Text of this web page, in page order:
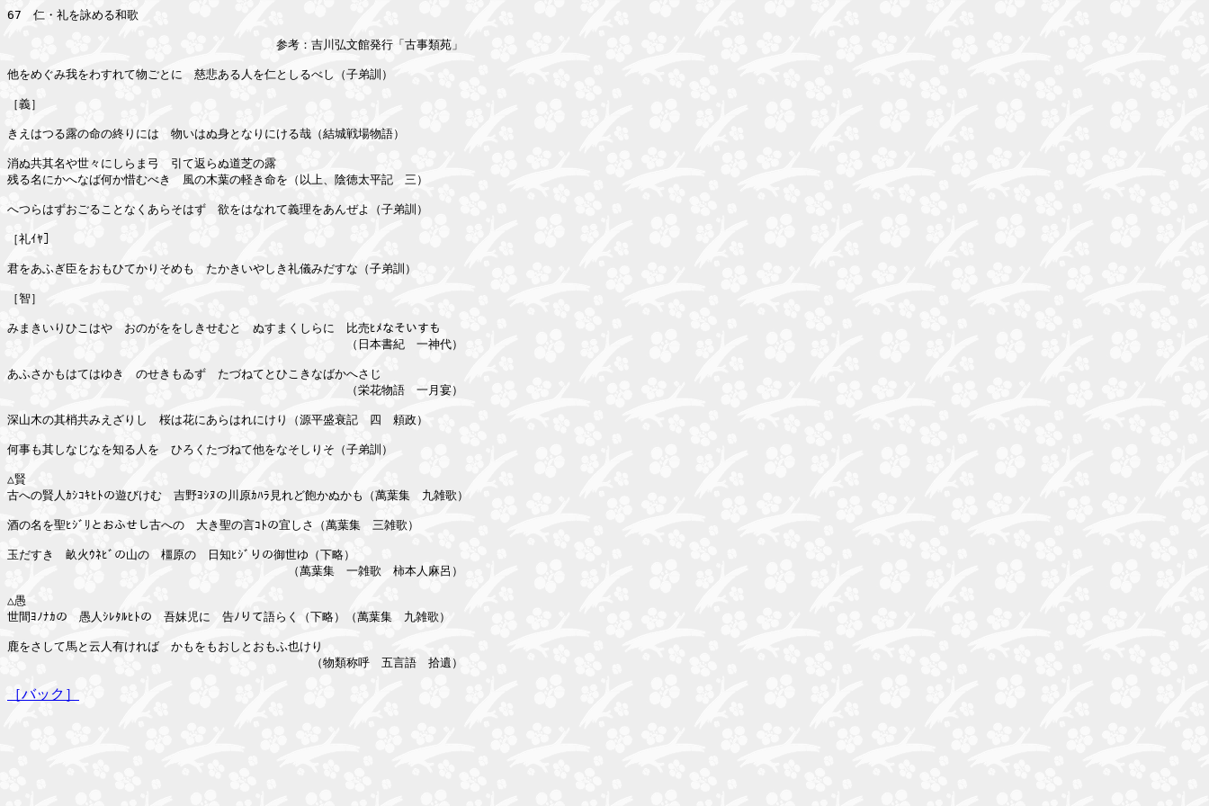
67　仁・礼を詠める和歌
参考：吉川弘文館発行「古事類苑」
他をめぐみ我をわすれて物ごとに　慈悲ある人を仁としるべし（子弟訓）
［義］
きえはつる露の命の終りには　物いはぬ身となりにける哉（結城戦場物語）
消ぬ共其名や世々にしらま弓　引て返らぬ道芝の露
残る名にかへなば何か惜むべき　風の木葉の軽き命を（以上、陰徳太平記　三）
へつらはずおごることなくあらそはず　欲をはなれて義理をあんぜよ（子弟訓）
［礼ｲﾔ］
君をあふぎ臣をおもひてかりそめも　たかきいやしき礼儀みだすな（子弟訓）
［智］
みまきいりひこはや　おのがををしきせむと　ぬすまくしらに　比売ﾋﾒなそいすも
（日本書紀　一神代）
あふさかもはてはゆきゝのせきもゐず　たづねてとひこきなばかへさじ
（栄花物語　一月宴）
深山木の其梢共みえざりし　桜は花にあらはれにけり（源平盛衰記　四　頼政）
何事も其しなじなを知る人を　ひろくたづねて他をなそしりそ（子弟訓）
△賢
古への賢人ｶｼｺｷﾋﾄの遊びけむ　吉野ﾖｼﾇの川原ｶﾊﾗ見れど飽かぬかも（萬葉集　九雑歌）
酒の名を聖ﾋｼﾞﾘとおふせし古への　大き聖の言ｺﾄの宜しさ（萬葉集　三雑歌）
玉だすき　畝火ｳﾈﾋﾞの山の　橿原の　日知ﾋｼﾞりの御世ゆ（下略）
（萬葉集　一雑歌　柿本人麻呂）
△愚
世間ﾖﾉﾅｶの　愚人ｼﾚﾀﾙﾋﾄの　吾妹児に　告ﾉりて語らく（下略）（萬葉集　九雑歌）
鹿をさして馬と云人有ければ　かもをもおしとおもふ也けり
［バック］